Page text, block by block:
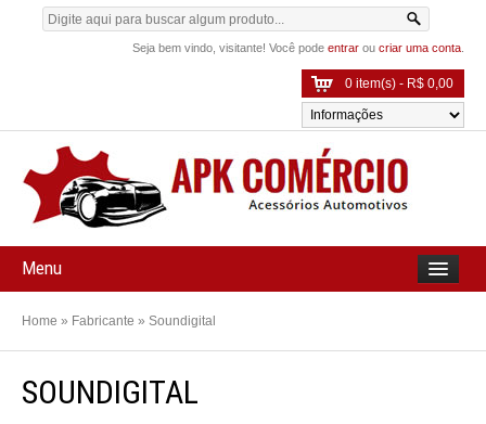
Seja bem vindo, visitante! Você pode entrar ou criar uma conta
0 item(s) - R$ 0,00
Menu
Home » Fabricante » Soundigital
SOUNDIGITAL